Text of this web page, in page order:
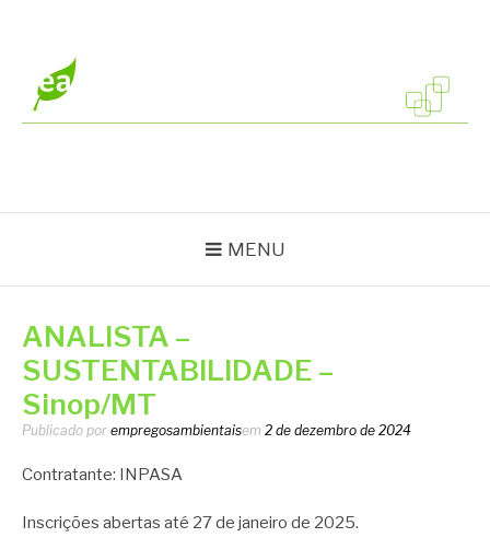
conteúdo
MENU
ANALISTA –
SUSTENTABILIDADE –
Sinop/MT
Publicado por empregosambientaisem 2 de dezembro de 2024
Contratante: INPASA
Inscrições abertas até 27 de janeiro de 2025.